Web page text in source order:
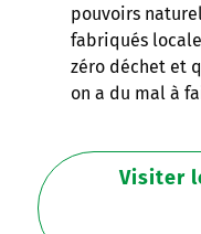
pouvoirs
fabriqués
zéro déchet et
on a du mal à
Visiter